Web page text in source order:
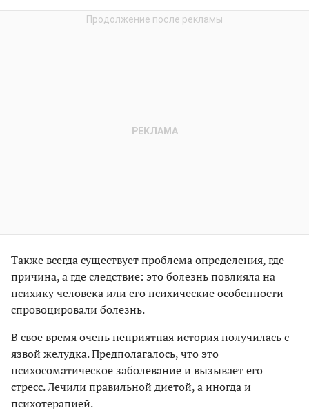
Также всегда существует проблема определения, где
причина, а где следствие: это болезнь повлияла на
психику человека или его психические особенности
спровоцировали болезнь.
В свое время очень неприятная история получилась с
язвой желудка. Предполагалось, что это
психосоматическое заболевание и вызывает его
стресс. Лечили правильной диетой, а иногда и
психотерапией.